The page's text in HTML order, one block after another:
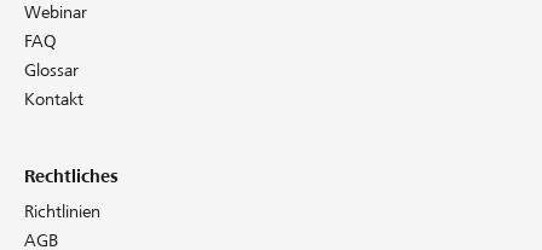
Webinar
FAQ
Glossar
Kontakt
Rechtliches
Richtlinien
AGB